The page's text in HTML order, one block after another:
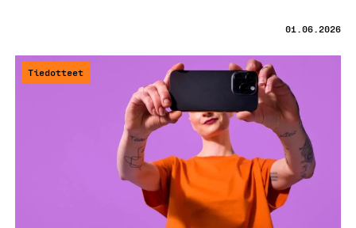
01.06.2026
Tiedotteet